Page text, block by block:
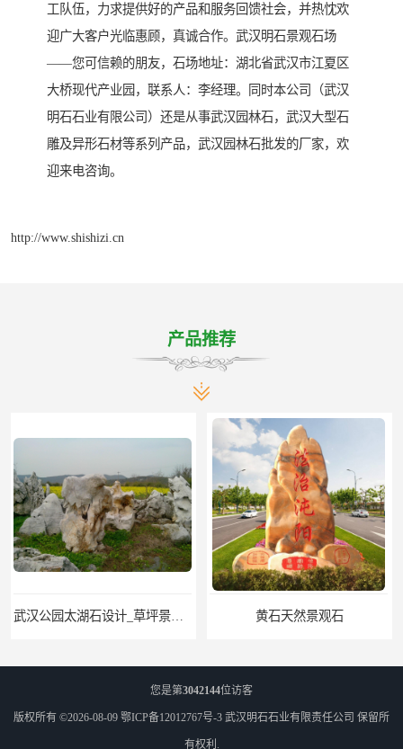
工队伍，力求提供好的产品和服务回馈社会，并热忱欢
迎广大客户光临惠顾，真诚合作。武汉明石景观石场
——您可信赖的朋友，石场地址：湖北省武汉市江夏区
大桥现代产业园，联系人：李经理。同时本公司（武汉
明石石业有限公司）还是从事武汉园林石，武汉大型石
雕及异形石材等系列产品，武汉园林石批发的厂家，欢
迎来电咨询。
http://www.shishizi.cn
产品推荐
武汉公园太湖石设计_草坪景观石 黄石天然景观石
您是第3042144位访客
版权所有 ©2026-08-09 鄂ICP备12012767号-3 武汉明石石业有限责任公司 保留所
有权利.